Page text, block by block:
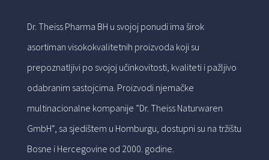
Dr. Theiss Pharma BH u svojoj ponudi ima širok
asortiman visokokvalitetnih proizvoda koji su
prepoznatljivi po svojoj učinkovitosti, kvaliteti i pažljivo
odabranim sastojcima. Proizvodi njemačke
multinacionalne kompanije ”Dr. Theiss Naturwaren
GmbH“, sa sjedištem u Homburgu, dostupni su na tržištu
Bosne i Hercegovine od 2000. godine.